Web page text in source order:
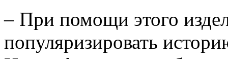
– При помощи этого
популяризировать